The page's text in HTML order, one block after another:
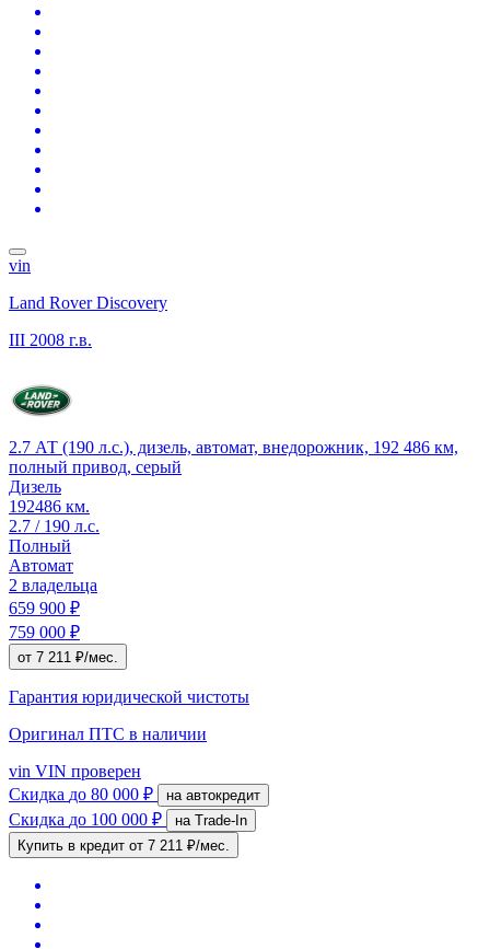
vin
Land Rover Discovery
III 2008 г.в.
2.7 АТ (190 л.с.), дизель, автомат, внедорожник, 192 486 км,
полный привод, серый
Дизель
192486 км.
2.7 / 190 л.с.
Полный
Автомат
2 владельца
659 900 ₽
759 000 ₽
от 7 211 ₽/мес.
Гарантия юридической чистоты
Оригинал ПТС в наличии
vin VIN проверен
Скидка до 80 000 ₽ на автокредит
Скидка до 100 000 ₽
на Trade-In
Купить в кредит от 7 211 ₽/мес.